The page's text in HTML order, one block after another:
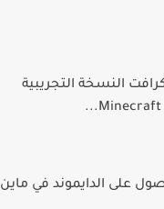
النسخة التجريبية
الدايموند في ماين